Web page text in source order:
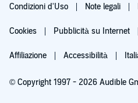
Condizioni d'Uso Note legali
Cookies Pubblicità su Internet
Affiliazione Accessibilità
© Copyright 1997 - 2026 Audible